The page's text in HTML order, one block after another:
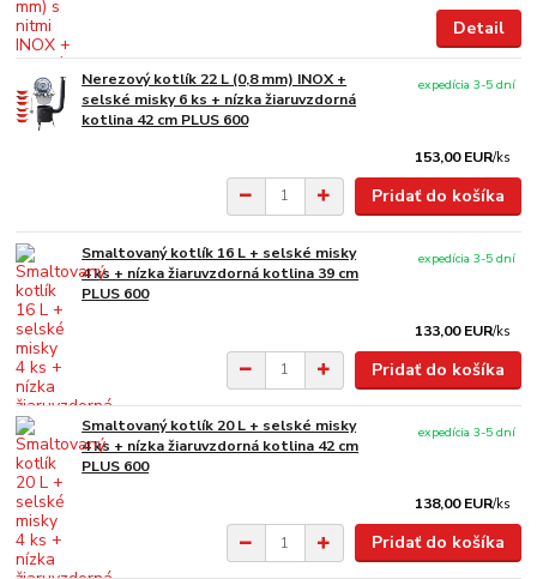
Detail
Nerezový kotlík 22 L (0,8 mm) INOX +
selské misky 6 ks + nízka žiaruvzdorná
kotlina 42 cm PLUS 600
153,00 EUR/ks
expedícia 3-5 dní
Pridať do košíka
Smaltovaný kotlík 16 L + selské misky
4 ks + nízka žiaruvzdorná kotlina 39 cm
PLUS 600
133,00 EUR/ks
expedícia 3-5 dní
Pridať do košíka
Smaltovaný kotlík 20 L + selské misky
4 ks + nízka žiaruvzdorná kotlina 42 cm
PLUS 600
138,00 EUR/ks
expedícia 3-5 dní
Pridať do košíka